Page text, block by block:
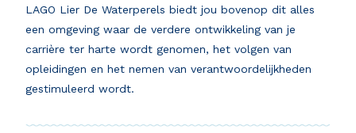
LAGO Lier De Waterperels biedt jou bovenop dit alles
een omgeving waar de verdere ontwikkeling van je
carrière ter harte wordt genomen, het volgen van
opleidingen en het nemen van verantwoordelijkheden
gestimuleerd wordt.